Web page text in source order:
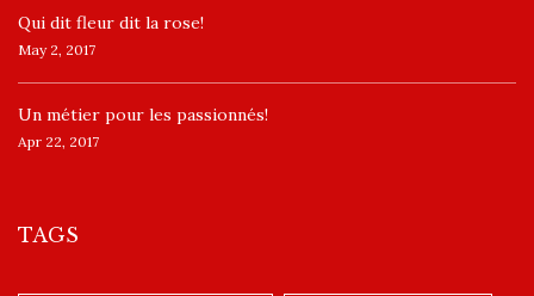
​Qui dit fleur dit la rose!
May 2, 2017
Un ​métier pour les passionnés​!
Apr 22, 2017
TAGS